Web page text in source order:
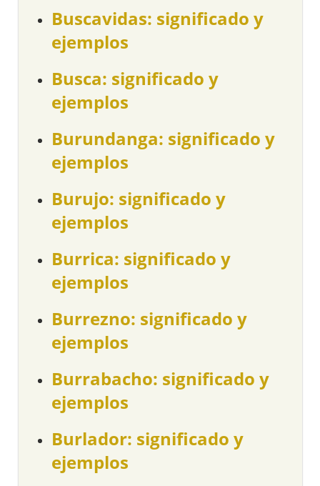
Buscavidas: significado y
ejemplos
Busca: significado y
ejemplos
Burundanga: significado y
ejemplos
Burujo: significado y
ejemplos
Burrica: significado y
ejemplos
Burrezno: significado y
ejemplos
Burrabacho: significado y
ejemplos
Burlador: significado y
ejemplos